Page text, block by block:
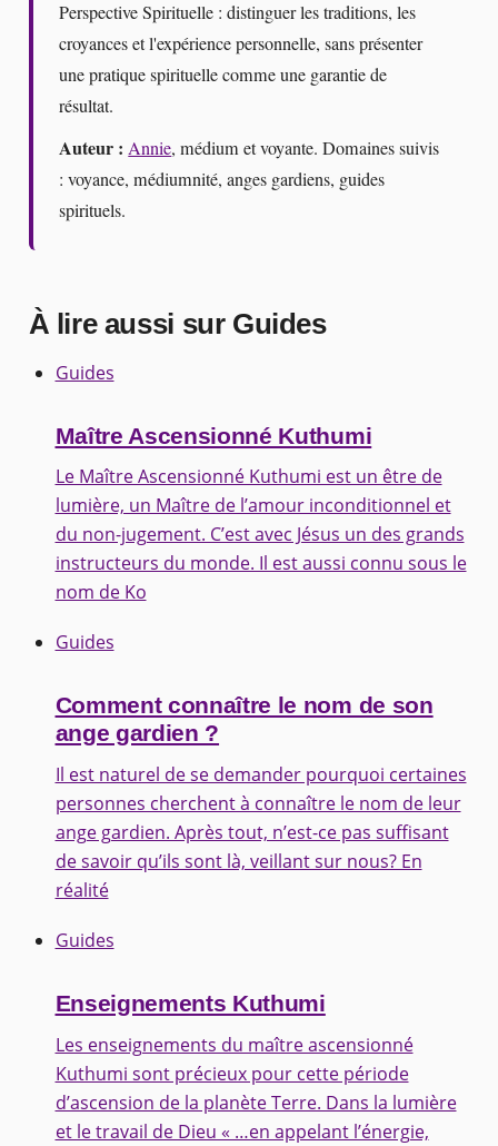
Perspective Spirituelle : distinguer les traditions, les
croyances et l'expérience personnelle, sans présenter
une pratique spirituelle comme une garantie de
résultat.
Auteur : Annie, médium et voyante. Domaines suivis
: voyance, médiumnité, anges gardiens, guides
spirituels.
À lire aussi sur Guides
Guides
Maître Ascensionné Kuthumi
Le Maître Ascensionné Kuthumi est un être de
lumière, un Maître de l’amour inconditionnel et
du non-jugement. C’est avec Jésus un des grands
instructeurs du monde. Il est aussi connu sous le
nom de Ko
Guides
Comment connaître le nom de son
ange gardien ?
Il est naturel de se demander pourquoi certaines
personnes cherchent à connaître le nom de leur
ange gardien. Après tout, n’est-ce pas suffisant
de savoir qu’ils sont là, veillant sur nous? En
réalité
Guides
Enseignements Kuthumi
Les enseignements du maître ascensionné
Kuthumi sont précieux pour cette période
d’ascension de la planète Terre. Dans la lumière
et le travail de Dieu « …en appelant l’énergie,